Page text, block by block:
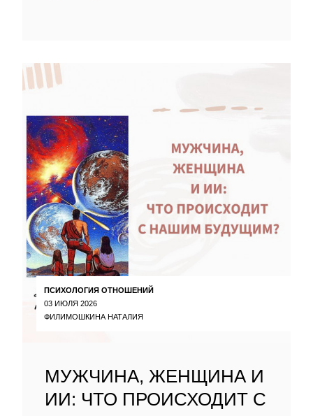
ПСИХОЛОГИЯ ОТНОШЕНИЙ
03 ИЮЛЯ 2026
ФИЛИМОШКИНА НАТАЛИЯ
МУЖЧИНА, ЖЕНЩИНА И
ИИ: ЧТО ПРОИСХОДИТ С